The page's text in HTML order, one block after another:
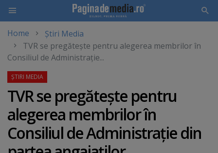
main
content
Home
Știri Media
TVR se pregăteşte pentru alegerea membrilor în
Consiliul de Administraţie...
TVR se pregăteşte pentru
alegerea membrilor în
Consiliul de Administraţie din